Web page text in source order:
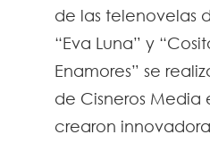
de las telenovelas
“Eva Luna” y
Enamores” se
de Cisneros
crearon